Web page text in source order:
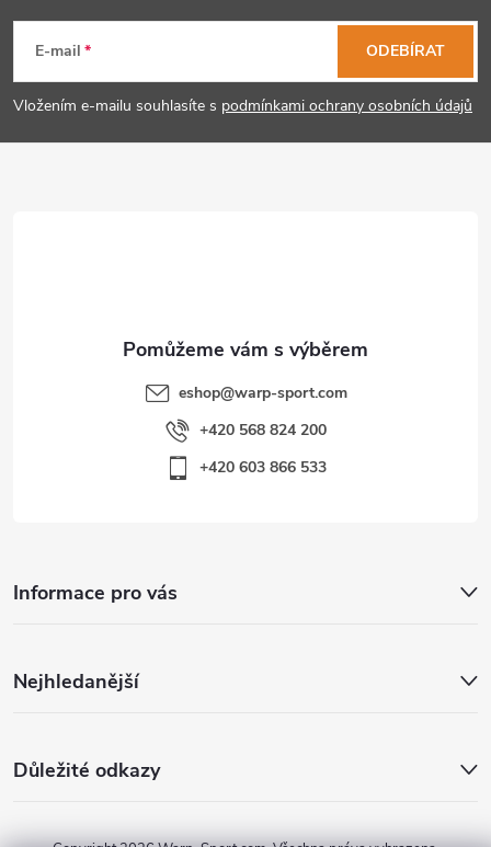
y
v
ý
p
p
E-mail
Vložením e-mailu souhlasíte s podmínkami ochrany osobních údajů
ODEBÍRAT
eshop@warp-sport.com
+420 568 824 200
+420 603 866 533
Informace pro vás
Nejhledanější
Důležité odkazy